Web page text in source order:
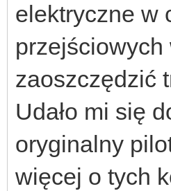
elektryczne w
przejściowych
zaoszczędzić
Udało mi się
oryginalny
więcej o tych